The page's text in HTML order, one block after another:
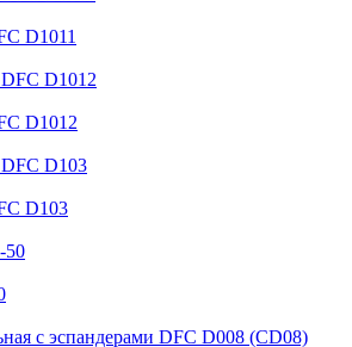
D1011
D1012
D103